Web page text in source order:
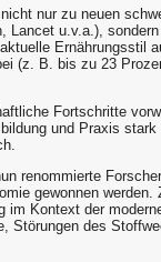
nur zu neuen
Lancet u.v.a.),
Ernährungsstil
(z. B. bis zu 23
Fortschritte
und Praxis
renommierte
gewonnen
im Kontext der
Störungen des